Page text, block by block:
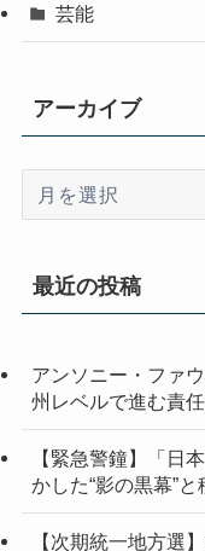
芸能
アーカイブ
イ
最近の投稿
アンソニー・ファ
州レベルで進む責
【緊急警鐘】「日
かした“影の黒幕”
【次期統一地方選